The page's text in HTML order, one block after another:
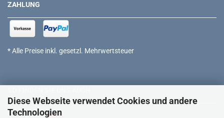
Diese Webseite verwendet Cookies und andere
Technologien
ZAHLUNG
* Alle Preise inkl. gesetzl. Mehrwertsteuer